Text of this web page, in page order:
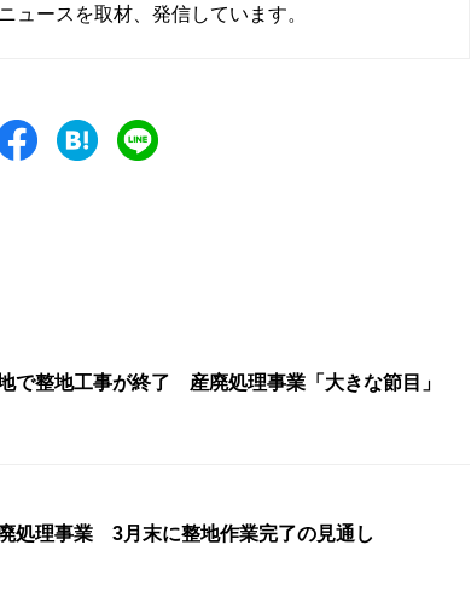
ュースを取材、発信しています。
で整地工事が終了 産廃処理事業「大きな節目」
処理事業 3月末に整地作業完了の見通し